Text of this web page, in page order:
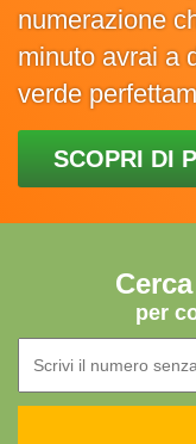
numerazione
minuto avrai a
verde
SCOPRI DI
per